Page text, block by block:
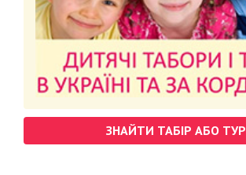
ЗНАЙТИ ТАБІР АБО ТУР